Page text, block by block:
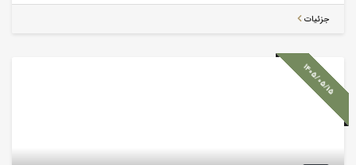
جزئیات
1405/05/15